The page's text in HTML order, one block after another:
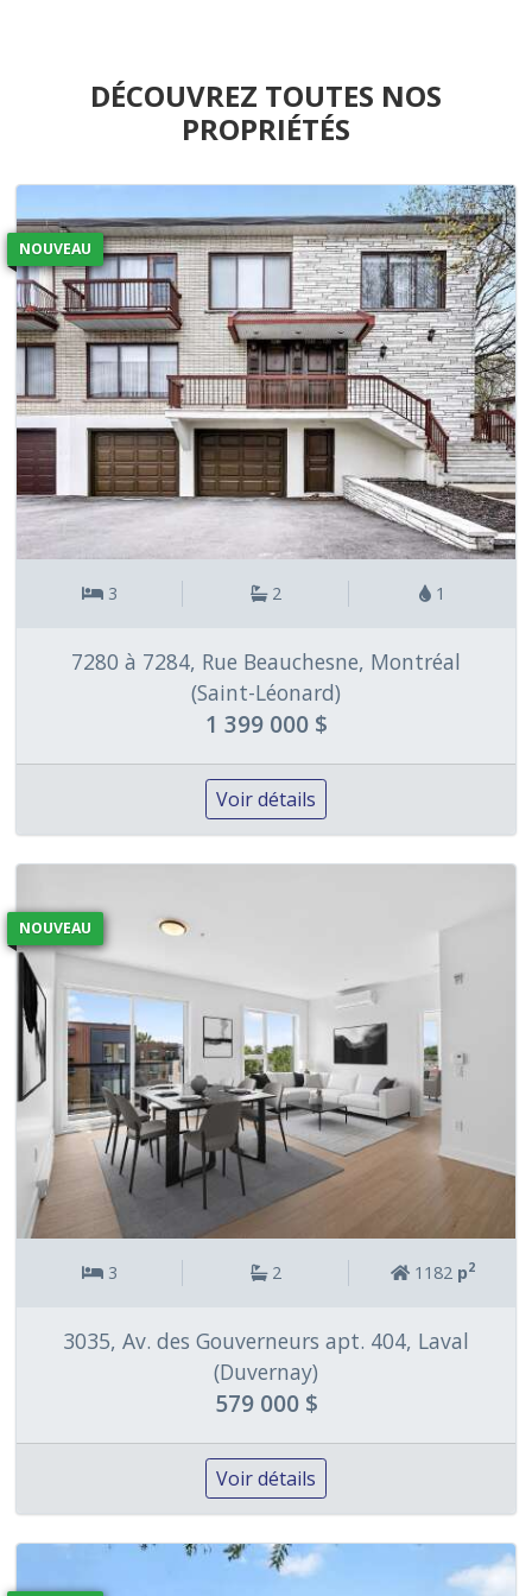
DÉCOUVREZ TOUTES NOS
PROPRIÉTÉS
NOUVEAU
3 2 1
7280 à 7284, Rue Beauchesne, Montréal
(Saint-Léonard)
1 399 000 $
Voir détails
NOUVEAU
3 2 1182 p2
3035, Av. des Gouverneurs apt. 404, Laval
(Duvernay)
579 000 $
Voir détails